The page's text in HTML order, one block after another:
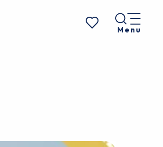
Menu